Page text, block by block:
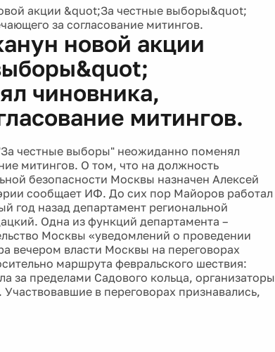
акции &quot;За честные выборы&quot;
за согласование митингов.
новой акции
чиновника,
митингов.
честные выборы" неожиданно поменял
митингов. О том, что на должность
безопасности Москвы назначен Алексей
сообщает ИФ. До сих пор Майоров работал
назад департамент региональной
Одна из функций департамента –
Москвы «уведомлений о проведении
вечером власти Москвы на переговорах
маршрута февральского шествия:
за пределами Садового кольца, организаторы
в переговорах признавались,